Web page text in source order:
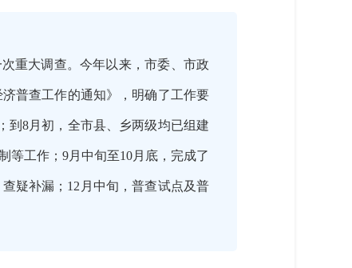
重大调查。今年以来，市委、市政
普查工作的通知》，明确了工作要
到8月初，全市县、乡两级均已组建
等工作；9月中旬至10月底，完成了
疑补漏；12月中旬，普查试点及普